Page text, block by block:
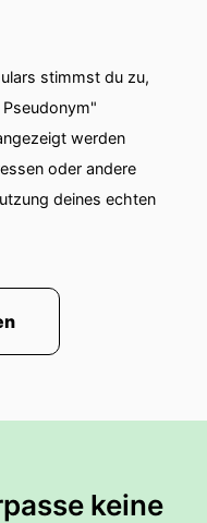
stimmst du zu,
werden
oder andere
deines echten
keine